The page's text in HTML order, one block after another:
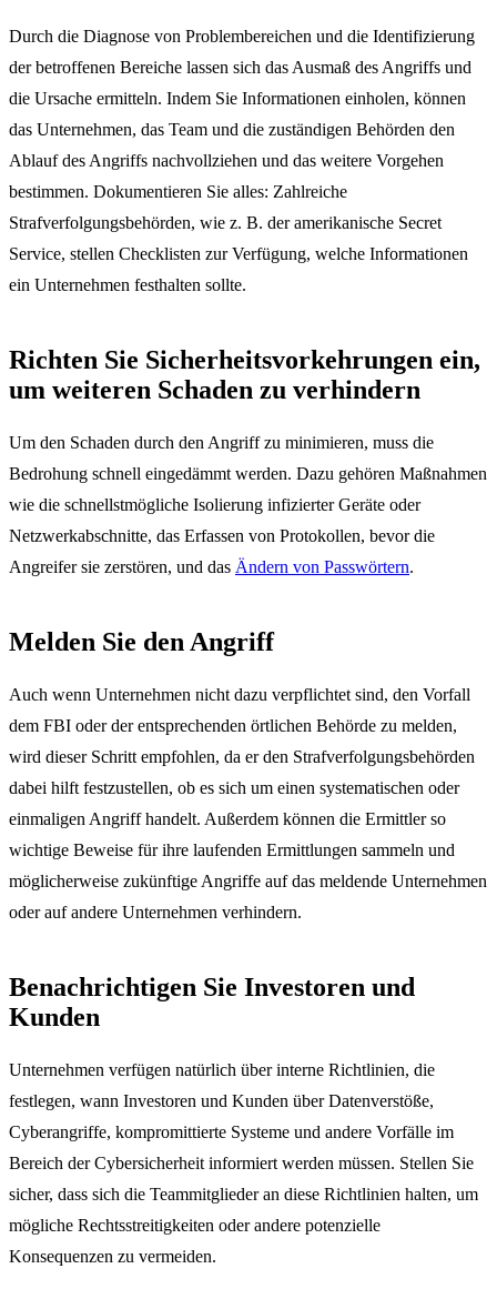
Durch die Diagnose von Problembereichen und die Identifizierung
der betroffenen Bereiche lassen sich das Ausmaß des Angriffs und
die Ursache ermitteln. Indem Sie Informationen einholen, können
das Unternehmen, das Team und die zuständigen Behörden den
Ablauf des Angriffs nachvollziehen und das weitere Vorgehen
bestimmen. Dokumentieren Sie alles: Zahlreiche
Strafverfolgungsbehörden, wie z. B. der amerikanische Secret
Service, stellen Checklisten zur Verfügung, welche Informationen
ein Unternehmen festhalten sollte.
Richten Sie Sicherheitsvorkehrungen ein,
um weiteren Schaden zu verhindern
Um den Schaden durch den Angriff zu minimieren, muss die
Bedrohung schnell eingedämmt werden. Dazu gehören Maßnahmen
wie die schnellstmögliche Isolierung infizierter Geräte oder
Netzwerkabschnitte, das Erfassen von Protokollen, bevor die
Angreifer sie zerstören, und das Ändern von Passwörtern.
Melden Sie den Angriff
Auch wenn Unternehmen nicht dazu verpflichtet sind, den Vorfall
dem FBI oder der entsprechenden örtlichen Behörde zu melden,
wird dieser Schritt empfohlen, da er den Strafverfolgungsbehörden
dabei hilft festzustellen, ob es sich um einen systematischen oder
einmaligen Angriff handelt. Außerdem können die Ermittler so
wichtige Beweise für ihre laufenden Ermittlungen sammeln und
möglicherweise zukünftige Angriffe auf das meldende Unternehmen
oder auf andere Unternehmen verhindern.
Benachrichtigen Sie Investoren und
Kunden
Unternehmen verfügen natürlich über interne Richtlinien, die
festlegen, wann Investoren und Kunden über Datenverstöße,
Cyberangriffe, kompromittierte Systeme und andere Vorfälle im
Bereich der Cybersicherheit informiert werden müssen. Stellen Sie
sicher, dass sich die Teammitglieder an diese Richtlinien halten, um
mögliche Rechtsstreitigkeiten oder andere potenzielle
Konsequenzen zu vermeiden.